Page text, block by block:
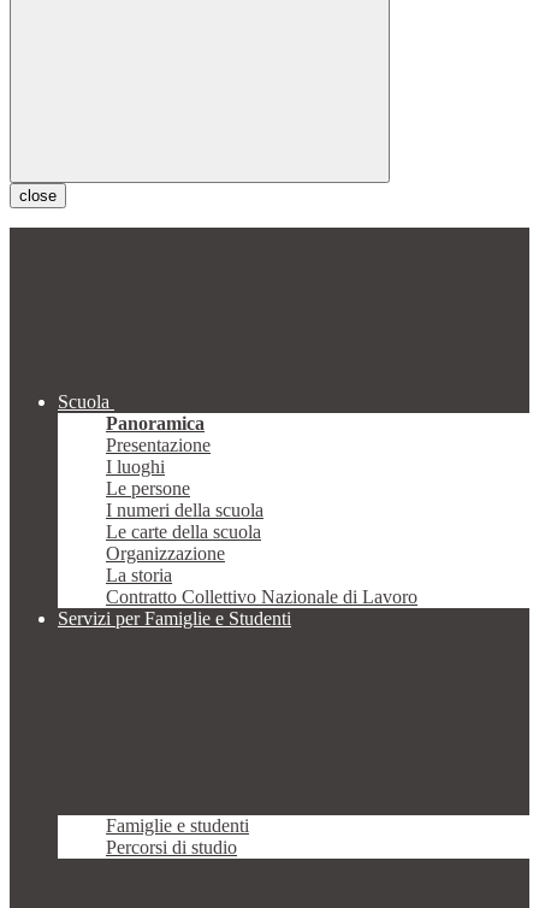
close
Scuola
Panoramica
Presentazione
I luoghi
Le persone
I numeri della scuola
Le carte della scuola
Organizzazione
La storia
Contratto Collettivo Nazionale di Lavoro
Servizi per Famiglie e Studenti
Famiglie e studenti
Percorsi di studio